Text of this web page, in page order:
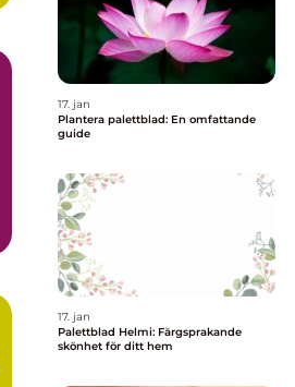
17. jan
Plantera palettblad: En omfattande
guide
17. jan
Palettblad Helmi: Färgsprakande
skönhet för ditt hem